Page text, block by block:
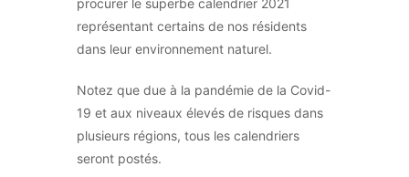
procurer le superbe calendrier 2021
représentant certains de nos résidents
dans leur environnement naturel.
Notez que due à la pandémie de la Covid-
19 et aux niveaux élevés de risques dans
plusieurs régions, tous les calendriers
seront postés.